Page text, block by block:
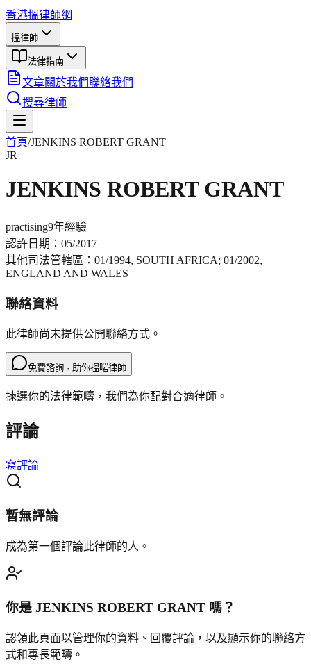
香港搵律師網
搵律師
法律指南
文章關於我們聯絡我們
搜尋律師
首頁/JENKINS ROBERT GRANT
JR
JENKINS ROBERT GRANT
practising9年經驗
認許日期： 05/2017
其他司法管轄區： 01/1994, SOUTH AFRICA; 01/2002,
ENGLAND AND WALES
聯絡資料
此律師尚未提供公開聯絡方式。
免費諮詢 · 助你搵啱律師
揀選你的法律範疇，我們為你配對合適律師。
評論
寫評論
暫無評論
成為第一個評論此律師的人。
你是 JENKINS ROBERT GRANT 嗎？
認領此頁面以管理你的資料、回覆評論，以及顯示你的聯絡方
式和專長範疇。